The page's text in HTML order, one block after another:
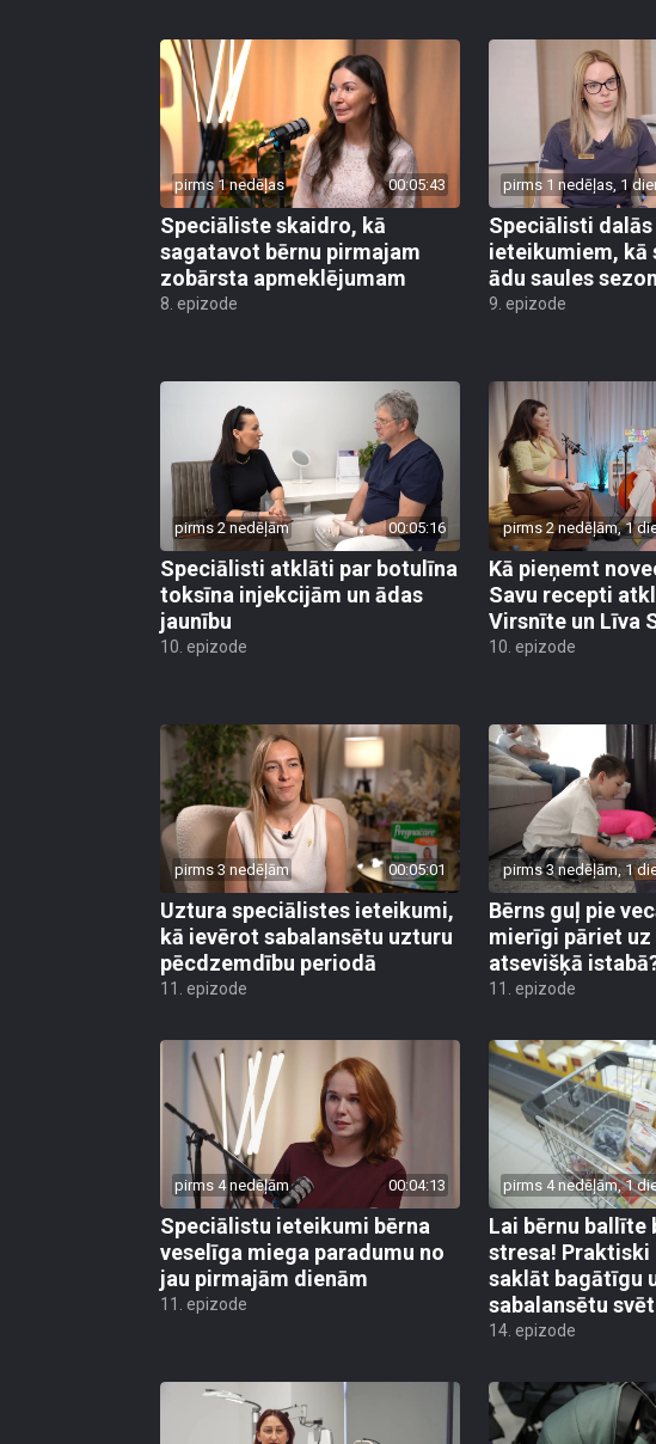
pirms 1 nedēļas 00:05:43
Speciāliste skaidro, kā
sagatavot bērnu pirmajam
zobārsta apmeklējumam
8. epizode
pirms 1 nedēļas, 1
Speciālisti dalās
ieteikumiem, kā
ādu saules
9. epizode
pirms 2 nedēļām 00:05:16
Speciālisti atklāti par botulīna
toksīna injekcijām un ādas
jaunību
10. epizode
pirms 2 nedēļām, 1
Kā pieņemt
Savu recepti
Virsnīte un Līva
10. epizode
pirms 3 nedēļām 00:05:01
Uztura speciālistes ieteikumi,
kā ievērot sabalansētu uzturu
pēcdzemdību periodā
11. epizode
pirms 3 nedēļām, 1
Bērns guļ pie
mierīgi pāriet uz
atsevišķā
11. epizode
pirms 4 nedēļām 00:04:13
Speciālistu ieteikumi bērna
veselīga miega paradumu no
jau pirmajām dienām
11. epizode
pirms 4 nedēļām, 1
Lai bērnu ballīte
stresa! Praktiski
saklāt bagātīgu
sabalansētu
14. epizode